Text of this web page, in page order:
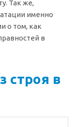
Так же,
именно
о том, как
в
строя в